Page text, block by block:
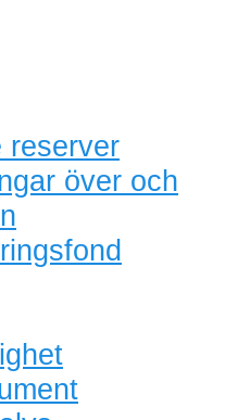
reserver
över och